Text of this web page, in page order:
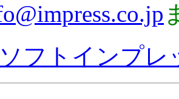
フトインプ